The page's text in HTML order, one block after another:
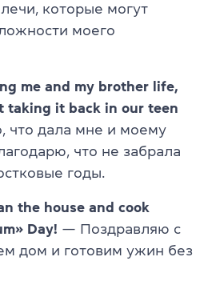
которые могут
моего
me and my brother life,
taking it back in our teen
что дала мне и моему
что не забрала
годы.
the house and cook
Day! — Поздравляю с
дом и готовим ужин без